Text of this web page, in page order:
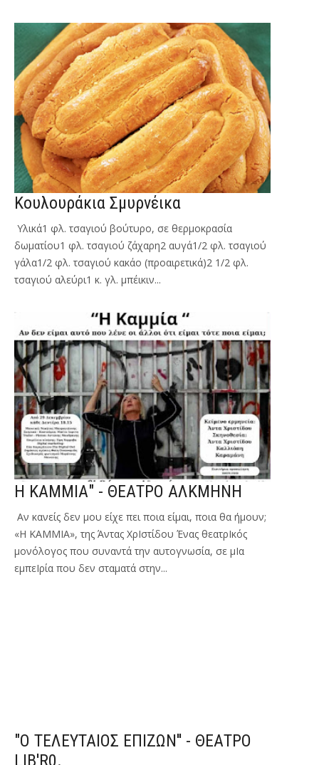
Κουλουράκια Σμυρνέικα
Υλικά1 φλ. τσαγιού βούτυρο, σε θερμοκρασία
δωματίου1 φλ. τσαγιού ζάχαρη2 αυγά1/2 φλ. τσαγιού
γάλα1/2 φλ. τσαγιού κακάο (προαιρετικά)2 1/2 φλ.
τσαγιού αλεύρι1 κ. γλ. μπέικιν...
Η ΚΑΜΜΙΑ" - ΘΕΑΤΡΟ ΑΛΚΜΗΝΗ
Αν κανείς δεν μου είχε πει ποια είμαι, ποια θα ήμουν;
«Η ΚΑΜΜΙΑ», της Άντας ΧρΙστίδου Ένας θεατρΙκός
μονόλογος που συναντά την αυτογνωσία, σε μΙα
εμπεΙρία που δεν σταματά στην...
"Ο ΤΕΛΕΥΤΑΙΟΣ ΕΠΙΖΩΝ'' - ΘΕΑΤΡΟ